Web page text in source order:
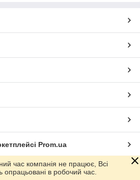
Prom.ua
час компанія не працює, Всі
опрацьовані в робочий час.